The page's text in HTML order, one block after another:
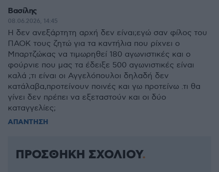
Βασίλης
08.06.2026, 14:45
Η δεν ανεξάρτητη αρχή δεν είναι;εγώ σαν φίλος του
ΠΑΟΚ τους ζητώ για τα καντήλια που ρίχνει ο
Μπαρτζώκας να τιμωρηθεί 180 αγωνιστικές και ο
φούρνιε που μας τα έδειξε 500 αγωνιστικές είναι
καλά ;τι είναι οι Αγγελόπουλοι δηλαδή δεν
κατάλαβα,προτείνουν ποινές και γω προτείνω .τι θα
γίνει δεν πρέπει να εξεταστούν και οι δύο
καταγγελίες;
ΑΠΑΝΤΗΣΗ
ΠΡΟΣΘΗΚΗ ΣΧΟΛΙΟΥ